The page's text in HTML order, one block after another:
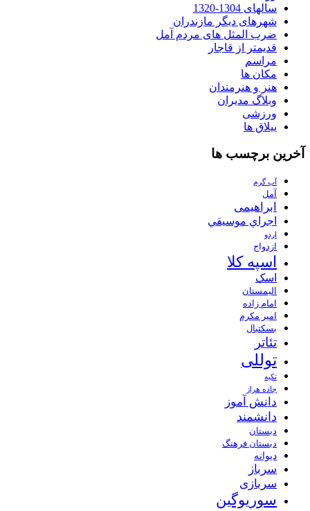
سالهای 1304-1320
شهرهای دیگر مازندران
ضرب المثل های مردم آمل
قدیمتر از قاجار
مراسم
مکان ها
هنر و هنرمندان
وبلاگ مدیران
ورزشی
ییلاق ها
آخرین برچسب ها
آب گرم
آمل
ابراهیمی
اجراي موسيقي
اردو
ازدواج
اسپه کلا
اسک
الیمستان
امام زاده
امیر مکرم
بسکتبال
تئاتر
توللی
تکیه
جاده هراز
دانش آموز
دانشمند
دبستان
دبستان فرهنگ
دیوانه
سرباز
سربازی
سوریوگین